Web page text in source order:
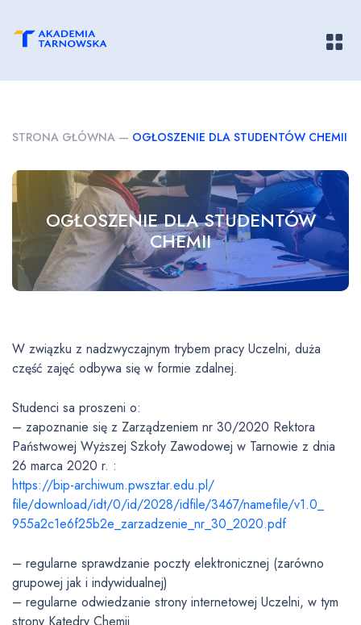
STRONA GŁÓWNA — OGŁOSZENIE DLA STUDENTÓW CHEMII
OGŁOSZENIE DLA STUDENTÓW
CHEMII
W związku z nadzwyczajnym trybem pracy Uczelni, duża
część zajęć odbywa się w formie zdalnej.
Studenci sa proszeni o:
– zapoznanie się z Zarządzeniem nr 30/2020 Rektora
Państwowej Wyższej Szkoły Zawodowej w Tarnowie z dnia
26 marca 2020 r. :
https://bip-archiwum.pwsztar.edu.pl/
file/download/idt/0/id/2028/idfile/3467/namefile/v1.0_
955a2c1e6f25b2e_zarzadzenie_ nr_30_2020.pdf
– regularne sprawdzanie poczty elektronicznej (zarówno
grupowej jak i indywidualnej)
– regularne odwiedzanie strony internetowej Uczelni, w tym